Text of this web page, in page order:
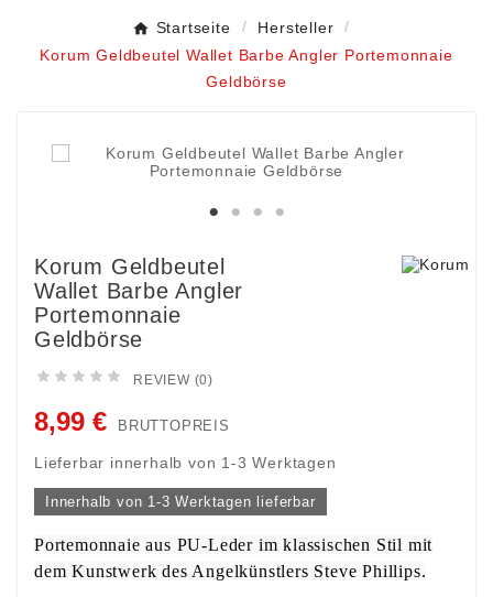
Startseite
Hersteller
Korum Geldbeutel Wallet Barbe Angler Portemonnaie
Geldbörse
Korum Geldbeutel
Wallet Barbe Angler
Portemonnaie
Geldbörse
     REVIEW (0)
8,99 € BRUTTOPREIS
Lieferbar innerhalb von 1-3 Werktagen
Innerhalb von 1-3 Werktagen lieferbar
Portemonnaie aus PU-Leder im klassischen Stil mit
dem Kunstwerk des Angelkünstlers Steve Phillips.